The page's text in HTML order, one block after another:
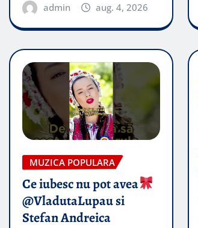
admin aug. 4, 2026
MUZICA POPULARA
Ce iubesc nu pot avea
@VladutaLupau si
Stefan Andreica